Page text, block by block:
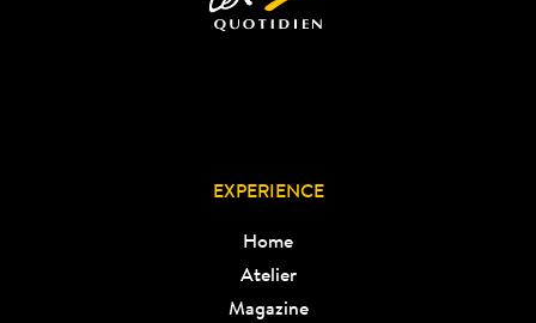
EXPERIENCE
Home
Atelier
Magazine